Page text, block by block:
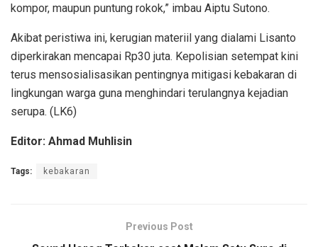
kompor, maupun puntung rokok,” imbau Aiptu Sutono.
Akibat peristiwa ini, kerugian materiil yang dialami Lisanto
diperkirakan mencapai Rp30 juta. Kepolisian setempat kini
terus mensosialisasikan pentingnya mitigasi kebakaran di
lingkungan warga guna menghindari terulangnya kejadian
serupa. (LK6)
Editor: Ahmad Muhlisin
Tags: kebakaran
Previous Post